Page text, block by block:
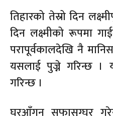
तिहारको तेस्रो दिन
दिन लक्ष्मीको रूपमा
परापूर्वकालदेखि नै
यसलाई पुज्ने गरिन्छ ।
गरिन्छ ।